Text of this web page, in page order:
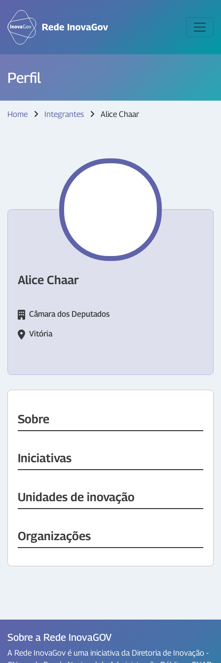
Perfil
Home Integrantes Alice Chaar
Alice Chaar
Câmara dos Deputados
Vitória
Sobre
Iniciativas
Unidades de inovação
Organizações
Sobre a Rede InovaGOV
A Rede InovaGov é uma iniciativa da Diretoria de Inovação -